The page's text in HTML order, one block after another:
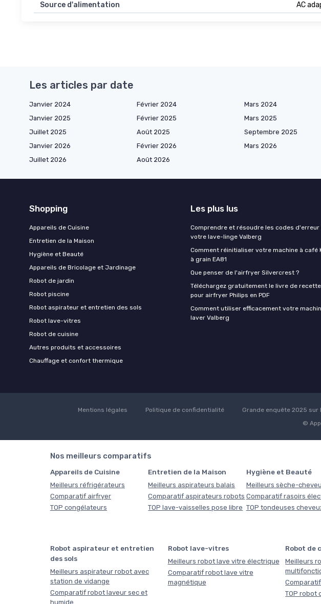
Source d'alimentation
AC
Les articles par date
Janvier 2024 Février 2024 Mars 2024
Janvier 2025
Février 2025 Mars 2025
Juillet 2025
Août 2025 Septembre 2025
Janvier 2026
Février 2026 Mars 2026
Juillet 2026
Août 2026
Shopping
Appareils de Cuisine
Entretien de la Maison
Hygiène et Beauté
Appareils de Bricolage et Jardinage
Robot de jardin
Robot piscine
Robot aspirateur et entretien des sols
Robot lave-vitres
Robot de cuisine
Autres produits et accessoires
Chauffage et confort thermique
Les plus lus
Comprendre et résoudre les codes d'erreur
votre lave-linge Valberg
Comment réinitialiser votre machine à café
à grain EA81
Que penser de l'airfryer Silvercrest ?
Téléchargez gratuitement le livre de
pour airfryer Philips en PDF
Comment utiliser efficacement votre
laver Valberg
Mentions légales Politique de confidentialité Grande enquête 2025 sur
©
Nos meilleurs comparatifs
Appareils de Cuisine
Meilleurs réfrigérateurs
Comparatif airfryer
TOP congélateurs
Entretien de la Maison
Meilleurs aspirateurs balais
Comparatif aspirateurs robots
TOP lave-vaisselles pose libre
Hygiène et Beauté
Meilleurs sèche-
Comparatif rasoirs
TOP tondeuses
Robot aspirateur et entretien
des sols
Meilleurs aspirateur robot avec
station de vidange
Comparatif robot laveur sec et
humide
Robot lave-vitres
Meilleurs robot lave vitre électrique
Comparatif robot lave vitre
magnétique
Robot de
Meilleurs
TOP robot